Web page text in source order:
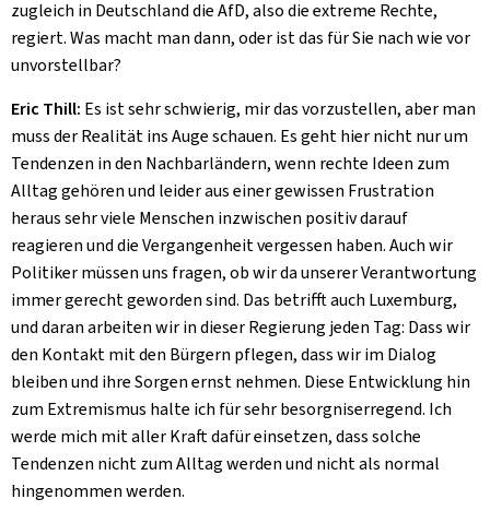
zugleich in Deutschland die AfD, also die extreme Rechte,
regiert. Was macht man dann, oder ist das für Sie nach wie vor
unvorstellbar?
Eric Thill: Es ist sehr schwierig, mir das vorzustellen, aber man
muss der Realität ins Auge schauen. Es geht hier nicht nur um
Tendenzen in den Nachbarländern, wenn rechte Ideen zum
Alltag gehören und leider aus einer gewissen Frustration
heraus sehr viele Menschen inzwischen positiv darauf
reagieren und die Vergangenheit vergessen haben. Auch wir
Politiker müssen uns fragen, ob wir da unserer Verantwortung
immer gerecht geworden sind. Das betrifft auch Luxemburg,
und daran arbeiten wir in dieser Regierung jeden Tag: Dass wir
den Kontakt mit den Bürgern pflegen, dass wir im Dialog
bleiben und ihre Sorgen ernst nehmen. Diese Entwicklung hin
zum Extremismus halte ich für sehr besorgniserregend. Ich
werde mich mit aller Kraft dafür einsetzen, dass solche
Tendenzen nicht zum Alltag werden und nicht als normal
hingenommen werden.